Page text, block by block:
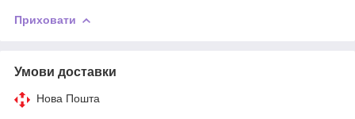
Приховати
Умови доставки
Нова Пошта